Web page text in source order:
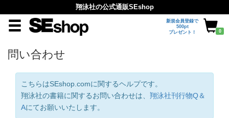
翔泳社の公式通販SEshop
新規会員登録で
500pt
プレゼント！
0
問い合わせ
こちらはSEshop.comに関するヘルプです。
翔泳社の書籍に関するお問い合わせは、 翔泳社刊行物Q＆
Aにてお願いいたします。